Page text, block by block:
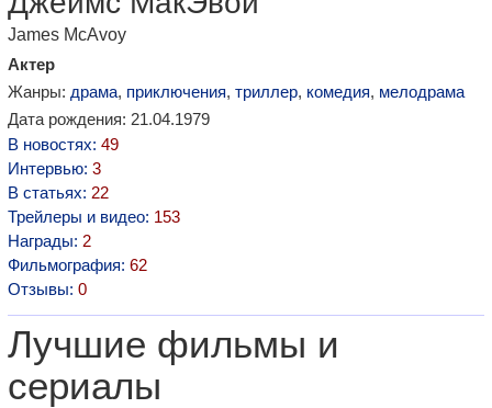
James McAvoy
Актер
Жанры: драма, приключения, триллер, комедия, мелодрама
Дата рождения: 21.04.1979
В новостях: 49
Интервью: 3
В статьях: 22
Трейлеры и видео: 153
Награды: 2
Фильмография: 62
Отзывы: 0
Лучшие фильмы и
сериалы